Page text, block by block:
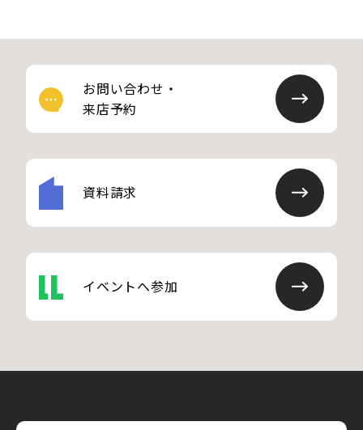
お問い合わせ・
来店予約
資料請求
イベントへ参加